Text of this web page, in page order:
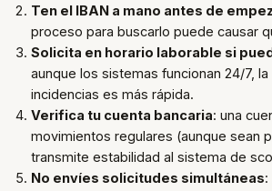
Ten el IBAN a mano antes de
proceso para buscarlo puede causar
Solicita en horario laborable si
aunque los sistemas funcionan 24/7,
incidencias es más rápida.
Verifica tu cuenta bancaria: una
movimientos regulares (aunque sean
transmite estabilidad al sistema de
No envíes solicitudes simultáneas: